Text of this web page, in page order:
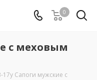
0
с меховым
17у Сапоги мужские с